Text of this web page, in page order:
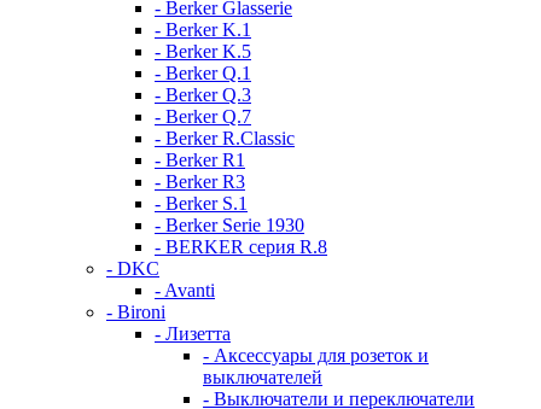
- Berker Glasserie
- Berker K.1
- Berker K.5
- Berker Q.1
- Berker Q.3
- Berker Q.7
- Berker R.Classic
- Berker R1
- Berker R3
- Berker S.1
- Berker Serie 1930
- BERKER серия R.8
- DKC
- Avanti
- Bironi
- Лизетта
- Аксессуары для розеток и
выключателей
- Выключатели и переключатели